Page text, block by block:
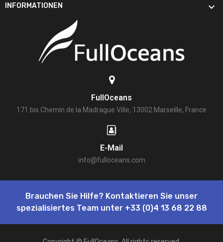
INFORMATIONEN 
FullOceans
171 bis Chemin de la Madrague Ville, 13002 Marseille, France
E-Mail
info@fulloceans.com
Brauchen Sie Hilfe? Kontaktieren Sie unser
spezialisiertes Team unter +33 (0)4 13 68 22 88